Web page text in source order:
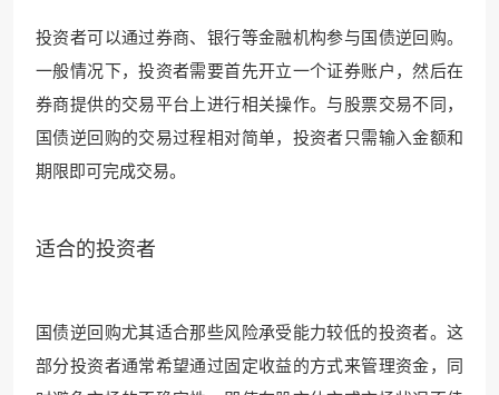
投资者可以通过券商、银行等金融机构参与国债逆回购。
一般情况下，投资者需要首先开立一个证券账户，然后在
券商提供的交易平台上进行相关操作。与股票交易不同，
国债逆回购的交易过程相对简单，投资者只需输入金额和
期限即可完成交易。
适合的投资者
国债逆回购尤其适合那些风险承受能力较低的投资者。这
部分投资者通常希望通过固定收益的方式来管理资金，同